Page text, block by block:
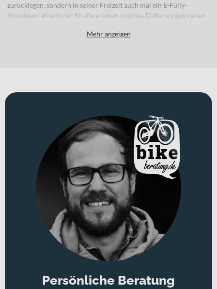
zurücklegen, sondern in seiner Freizeit auch mal ein E-Fully-
Abenteuer abseits der Straße erleben möchte. Dafür sorgen neben
Schutzblechen auch der Ortlieb QuickLock 3.1-kompatible
Kassette auf die Belastung leistungsfähiger E-Antriebe ausgelegt ist.
Umfangreich ausgestattetes E-Crossover-Fully für pendelnde
Freizeitsportler
Bewährte Testsieger-Kombination aus Shimano EP8 Drive
Unit und 726 Wh-Akku
Fein abgestimmtes 120 mm-Fahrwerk von FOX
Auf Knopfdruck absenkbare Sattelstütze (Dropper Post)
Mehr anzeigen
Persönliche Beratung